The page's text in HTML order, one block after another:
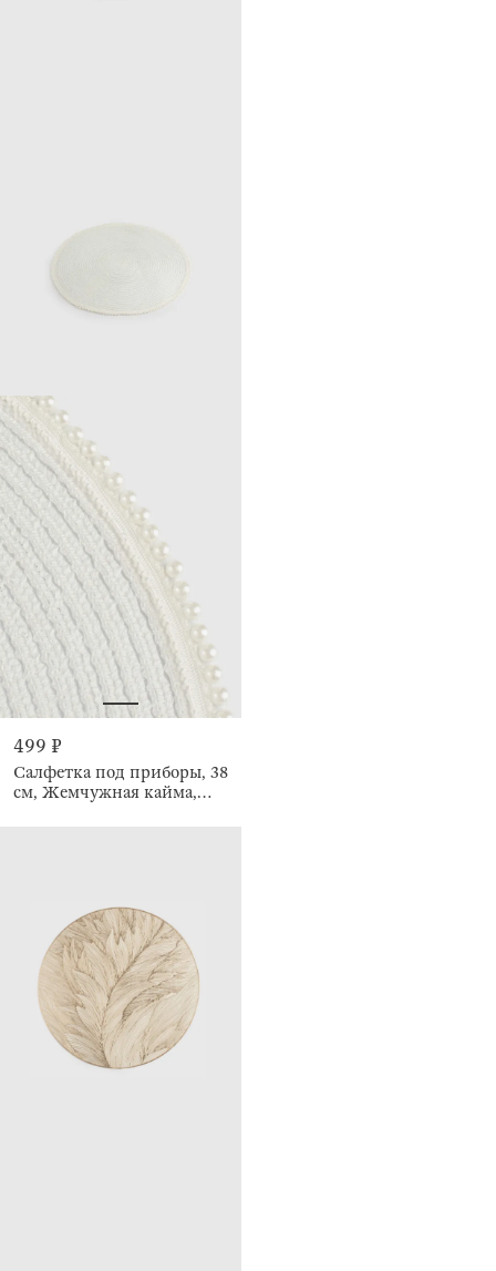
499 ₽
Салфетка под приборы, 38
см, Жемчужная кайма,